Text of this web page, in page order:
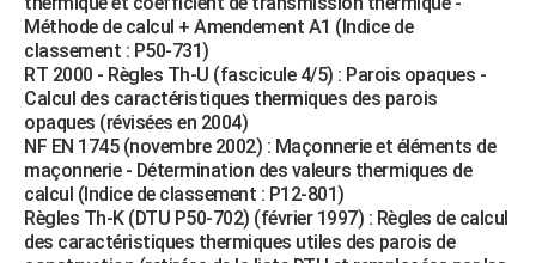
Méthode de calcul + Amendement A1 (Indice de
classement : P50-731)
RT 2000 - Règles Th-U (fascicule 4/5) : Parois opaques -
Calcul des caractéristiques thermiques des parois
opaques (révisées en 2004)
NF EN 1745 (novembre 2002) : Maçonnerie et éléments de
maçonnerie - Détermination des valeurs thermiques de
calcul (Indice de classement : P12-801)
Règles Th-K (DTU P50-702) (février 1997) : Règles de calcul
des caractéristiques thermiques utiles des parois de